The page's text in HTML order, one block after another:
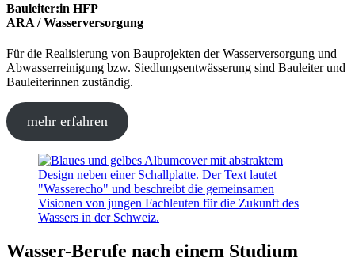
Bauleiter:in HFP
ARA / Wasserversorgung
Für die Realisierung von Bauprojekten der Wasserversorgung und
Abwasserreinigung bzw. Siedlungsentwässerung sind Bauleiter und
Bauleiterinnen zuständig.
mehr erfahren
Wasser-Berufe nach einem Studium